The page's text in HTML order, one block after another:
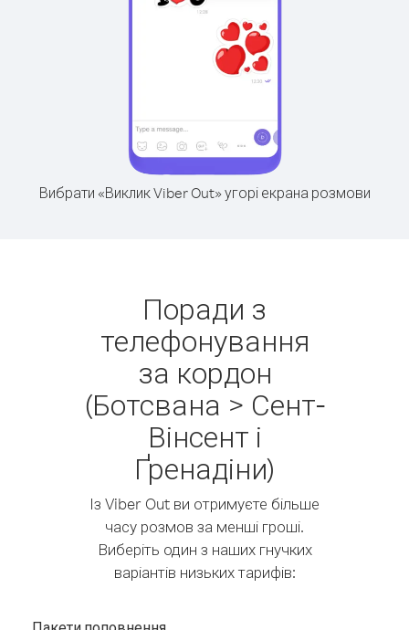
Вибрати «Виклик Viber Out» угорі екрана розмови
Поради з
телефонування
за кордон
(Ботсвана > Сент-
Вінсент і
Ґренадіни)
Із Viber Out ви отримуєте більше
часу розмов за менші гроші.
Виберіть один з наших гнучких
варіантів низьких тарифів: